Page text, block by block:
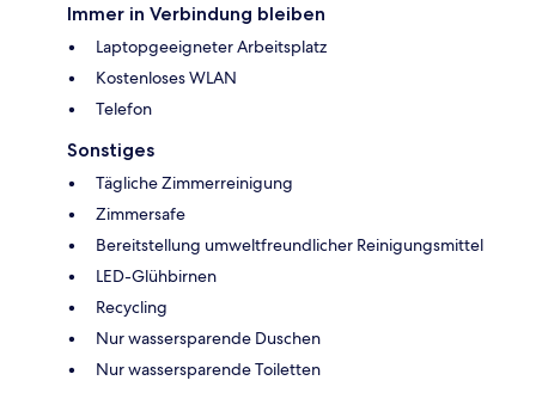
Immer in Verbindung bleiben
Laptopgeeigneter Arbeitsplatz
Kostenloses WLAN
Telefon
Sonstiges
Tägliche Zimmerreinigung
Zimmersafe
Bereitstellung umweltfreundlicher Reinigungsmittel
LED-Glühbirnen
Recycling
Nur wassersparende Duschen
Nur wassersparende Toiletten